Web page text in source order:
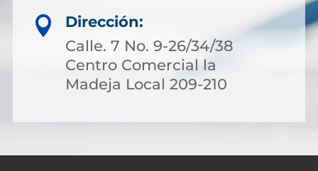

Dirección:
Calle. 7 No. 9-26/34/38
Centro Comercial la
Madeja Local 209-210